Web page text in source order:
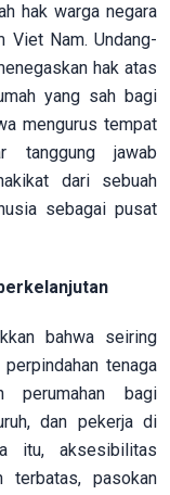
hak warga negara
Viet Nam. Undang-
hak atas
yang sah bagi
mengurus tempat
tanggung jawab
dari sebuah
sebagai pusat
bahwa seiring
tenaga
perumahan bagi
dan pekerja di
itu, aksesibilitas
terbatas, pasokan